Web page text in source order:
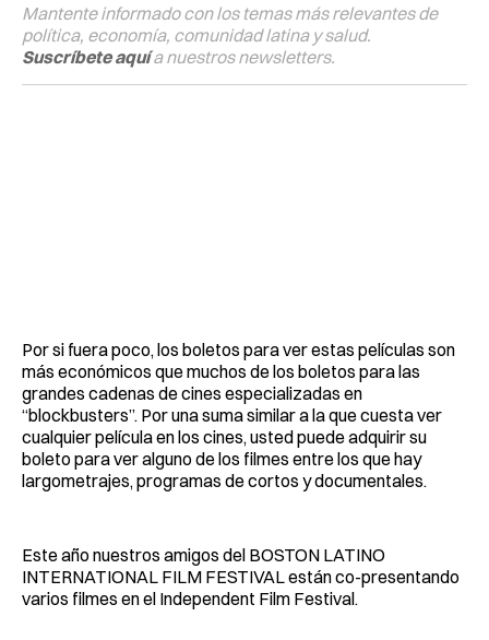
Mantente informado con los temas más relevantes de
política, economía, comunidad latina y salud.
Suscríbete aquía nuestros newsletters.
Por si fuera poco, los boletos para ver estas películas son
más económicos que muchos de los boletos para las
grandes cadenas de cines especializadas en
“blockbusters”. Por una suma similar a la que cuesta ver
cualquier película en los cines, usted puede adquirir su
boleto para ver alguno de los filmes entre los que hay
largometrajes, programas de cortos y documentales.
Este año nuestros amigos del BOSTON LATINO
INTERNATIONAL FILM FESTIVAL están co-presentando
varios filmes en el Independent Film Festival.